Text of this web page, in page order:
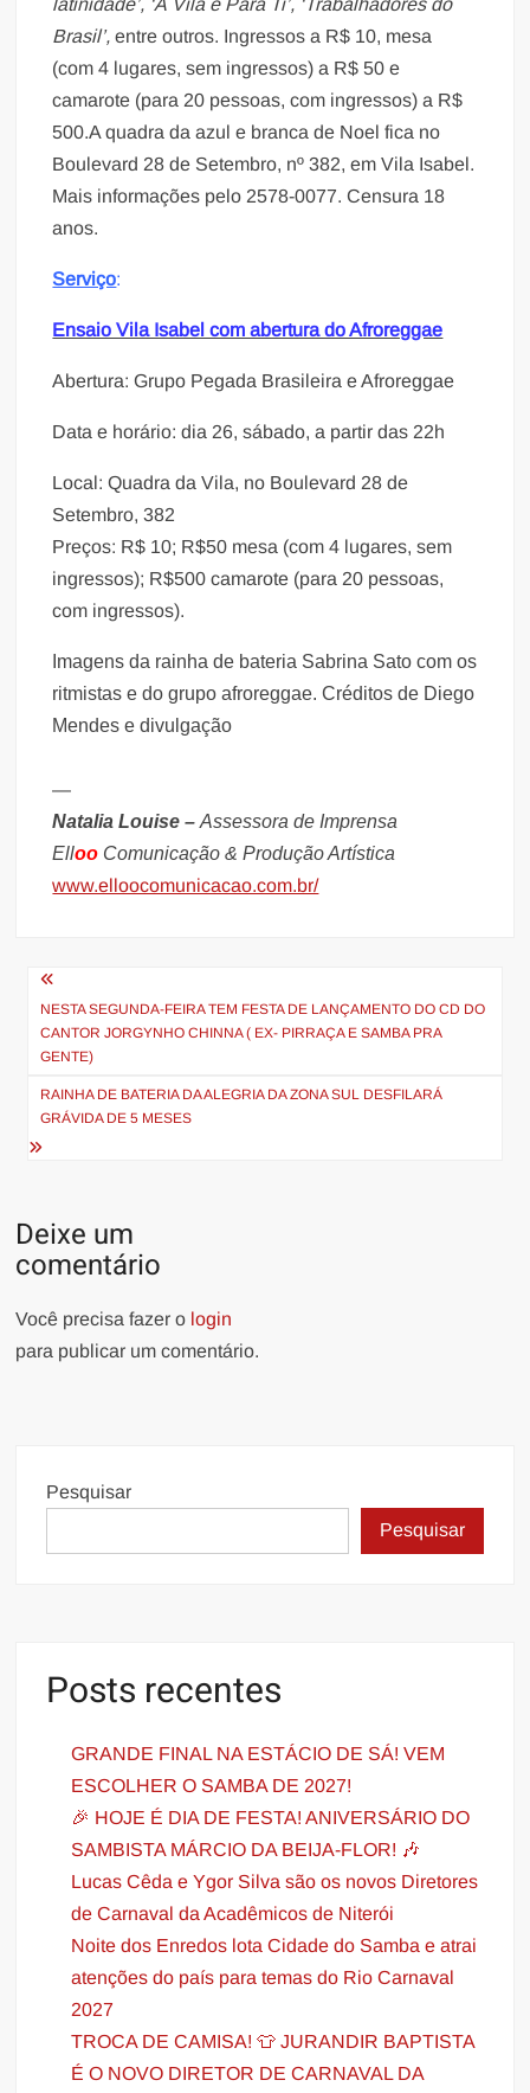
Brasil’,entre outros. Ingressos a R$ 10, mesa
(com 4 lugares, sem ingressos) a R$ 50 e
camarote (para 20 pessoas, com ingressos) a R$
500.A quadra da azul e branca de Noel fica no
Boulevard 28 de Setembro, nº 382, em Vila Isabel.
Mais informações pelo 2578-0077. Censura 18
anos.
Serviço:
Ensaio Vila Isabel com abertura do Afroreggae
Abertura: Grupo Pegada Brasileira e Afroreggae
Data e horário: dia 26, sábado, a partir das 22h
Local: Quadra da Vila, no Boulevard 28 de
Setembro, 382
Preços: R$ 10; R$50 mesa (com 4 lugares, sem
ingressos); R$500 camarote (para 20 pessoas,
com ingressos).
Imagens da rainha de bateria Sabrina Sato com os
ritmistas e do grupo afroreggae. Créditos de Diego
Mendes e divulgação
—
Natalia Louise –Assessora de Imprensa
Elloo Comunicação & Produção Artística
www.elloocomunicacao.com.br/
Navegação
de
Post
NESTA SEGUNDA-FEIRA TEM FESTA DE LANÇAMENTO DO CD DO
CANTOR JORGYNHO CHINNA ( EX- PIRRAÇA E SAMBA PRA
GENTE)
RAINHA DE BATERIA DA ALEGRIA DA ZONA SUL DESFILARÁ
GRÁVIDA DE 5 MESES
Deixe um
comentário
Você precisa fazer o login
para publicar um comentário.
Pesquisar
Pesquisar
Posts recentes
GRANDE FINAL NA ESTÁCIO DE SÁ! VEM
ESCOLHER O SAMBA DE 2027!
🎉 HOJE É DIA DE FESTA! ANIVERSÁRIO DO
SAMBISTA MÁRCIO DA BEIJA-FLOR! 🎶
Lucas Cêda e Ygor Silva são os novos Diretores
de Carnaval da Acadêmicos de Niterói
Noite dos Enredos lota Cidade do Samba e atrai
atenções do país para temas do Rio Carnaval
2027
TROCA DE CAMISA! 👕 JURANDIR BAPTISTA
É O NOVO DIRETOR DE CARNAVAL DA